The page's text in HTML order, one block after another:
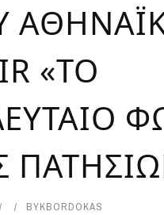
«ΤΟ
BYKBORDOKAS